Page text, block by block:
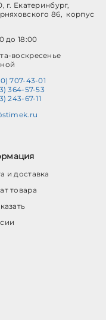
г. Екатеринбург,
86, корпус
до 18:00
воскресенье
707-43-01
364-57-53
243-67-11
и доставка
товара